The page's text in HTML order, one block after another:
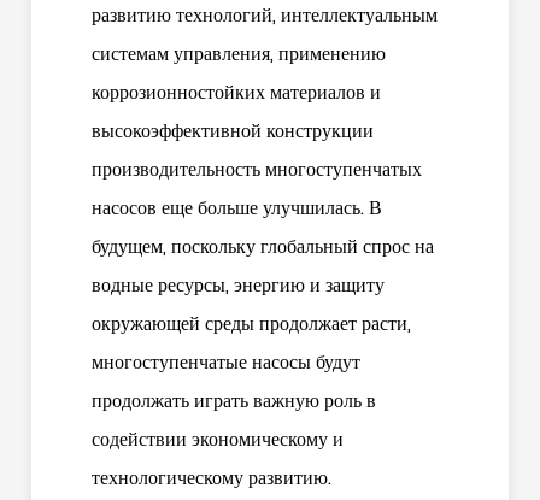
развитию технологий, интеллектуальным
системам управления, применению
коррозионностойких материалов и
высокоэффективной конструкции
производительность многоступенчатых
насосов еще больше улучшилась. В
будущем, поскольку глобальный спрос на
водные ресурсы, энергию и защиту
окружающей среды продолжает расти,
многоступенчатые насосы будут
продолжать играть важную роль в
содействии экономическому и
технологическому развитию.